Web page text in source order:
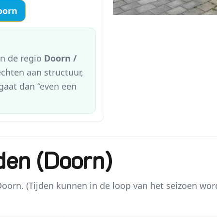
de regio Doorn /
aan structuur,
dan “even een
(Doorn)
(Tijden kunnen in de loop van het seizoen